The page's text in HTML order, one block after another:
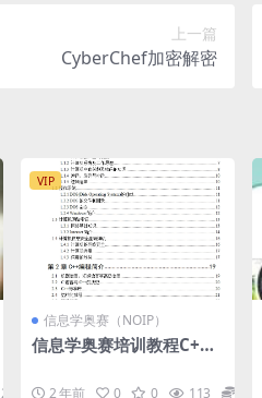
上一篇
CyberChef加密解密
20
VIP
信息学奥赛（NOIP）
信息学奥赛培训教程C+
2 年前 0 0 113